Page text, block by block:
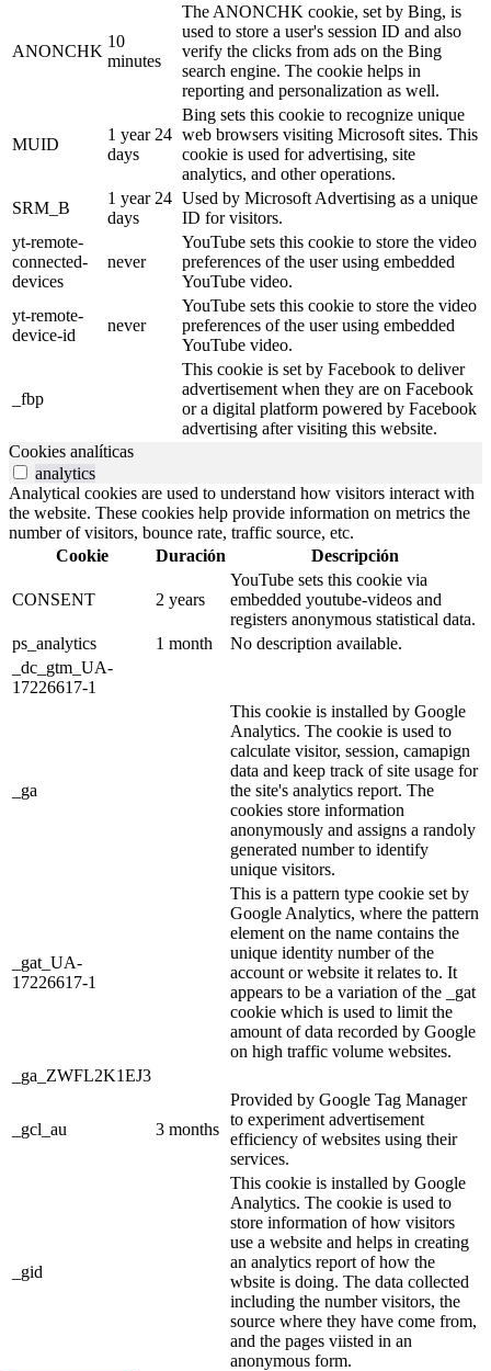
ANONCHK
10
minutes
The ANONCHK cookie, set by Bing, is
used to store a user's session ID and also
verify the clicks from ads on the Bing
search engine. The cookie helps in
reporting and personalization as well.
MUID
1 year 24
days
Bing sets this cookie to recognize unique
web browsers visiting Microsoft sites. This
cookie is used for advertising, site
analytics, and other operations.
SRM_B
1 year 24
days
Used by Microsoft Advertising as a unique
ID for visitors.
yt-remote-
connected-
devices
never
YouTube sets this cookie to store the video
preferences of the user using embedded
YouTube video.
yt-remote-
device-id
never
YouTube sets this cookie to store the video
preferences of the user using embedded
YouTube video.
_fbp
This cookie is set by Facebook to deliver
advertisement when they are on Facebook
or a digital platform powered by Facebook
advertising after visiting this website.
Cookies analíticas
analytics
Analytical cookies are used to understand how visitors interact with
the website. These cookies help provide information on metrics the
number of visitors, bounce rate, traffic source, etc.
Cookie
Duración Descripción
CONSENT 2 years
YouTube sets this cookie via
embedded youtube-videos and
registers anonymous statistical data.
ps_analytics
1 month
No description available.
_dc_gtm_UA-
17226617-1
_ga
This cookie is installed by Google
Analytics. The cookie is used to
calculate visitor, session, camapign
data and keep track of site usage for
the site's analytics report. The
cookies store information
anonymously and assigns a randoly
generated number to identify
unique visitors.
_gat_UA-
17226617-1
This is a pattern type cookie set by
Google Analytics, where the pattern
element on the name contains the
unique identity number of the
account or website it relates to. It
appears to be a variation of the _gat
cookie which is used to limit the
amount of data recorded by Google
on high traffic volume websites.
_ga_ZWFL2K1EJ3
_gcl_au 3 months
Provided by Google Tag Manager
to experiment advertisement
efficiency of websites using their
services.
_gid
This cookie is installed by Google
Analytics. The cookie is used to
store information of how visitors
use a website and helps in creating
an analytics report of how the
wbsite is doing. The data collected
including the number visitors, the
source where they have come from,
and the pages viisted in an
anonymous form.